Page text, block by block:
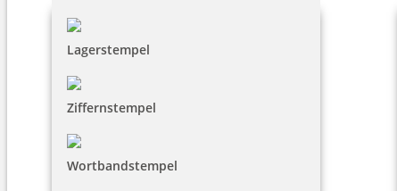
Lagerstempel
Ziffernstempel
Wortbandstempel